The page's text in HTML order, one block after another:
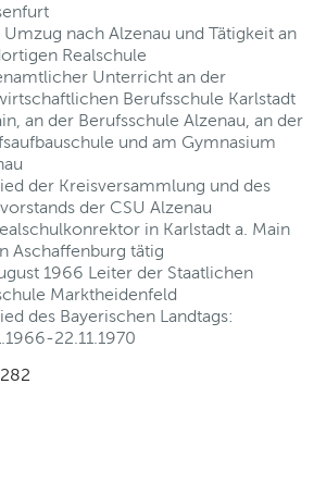
Umzug nach Alzenau und Tätigkeit an
Realschule
Unterricht an der
Berufsschule Karlstadt
an der Berufsschule Alzenau, an der
und am Gymnasium
der Kreisversammlung und des
der CSU Alzenau
in Karlstadt a. Main
Aschaffenburg tätig
1966 Leiter der Staatlichen
Marktheidenfeld
des Bayerischen Landtags:
22.11.1970